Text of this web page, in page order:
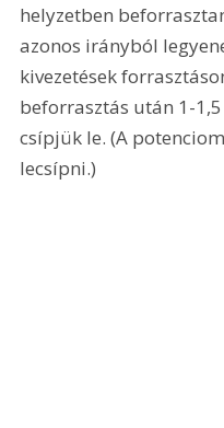
helyzetben
azonos irányból
kivezetések
beforrasztás után 1-
csípjük le. (A
lecsípni.)